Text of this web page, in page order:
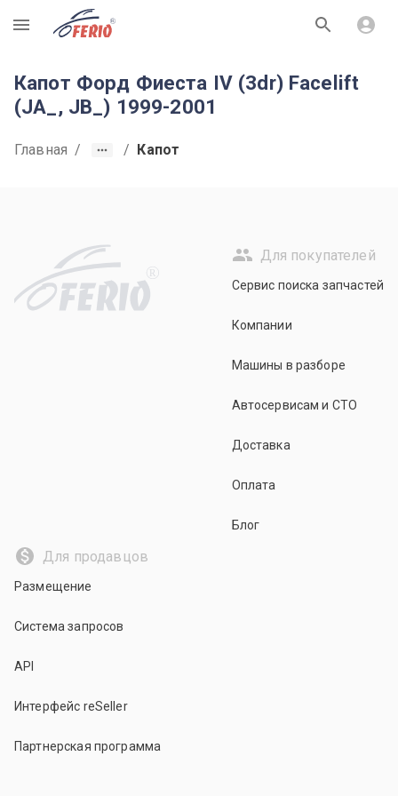
R
Капот Форд Фиеста IV (3dr) Facelift
(JA_, JB_) 1999-2001
Главная / / Капот
R
Для покупателей
Сервис поиска запчастей
Компании
Машины в разборе
Автосервисам и СТО
Доставка
Оплата
Блог
Для продавцов
Размещение
Система запросов
API
Интерфейс reSeller
Партнерская программа